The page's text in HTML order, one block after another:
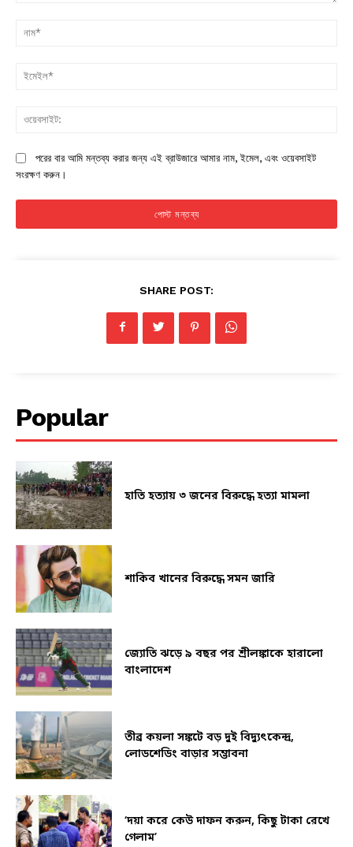
পরের বার আমি মন্তব্য করার জন্য এই ব্রাউজারে আমার নাম, ইমেল, এবং ওয়েবসাইট
সংরক্ষণ করুন।
SHARE POST:
Popular
হাতি হত্যায় ৩ জনের বিরুদ্ধে হত্যা মামলা
শাকিব খানের বিরুদ্ধে সমন জারি
জ্যোতি ঝড়ে ৯ বছর পর শ্রীলঙ্কাকে হারালো
বাংলাদেশ
তীব্র কয়লা সঙ্কটে বড় দুই বিদ্যুৎকেন্দ্র,
লোডশেডিং বাড়ার সম্ভাবনা
‘দয়া করে কেউ দাফন করুন, কিছু টাকা রেখে
গেলাম’